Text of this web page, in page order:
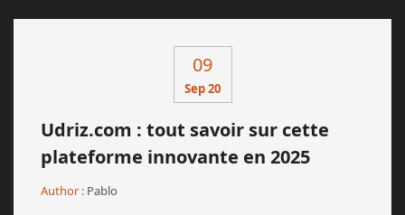
09
Sep 20
Udriz.com : tout savoir sur cette
plateforme innovante en 2025
Author : Pablo